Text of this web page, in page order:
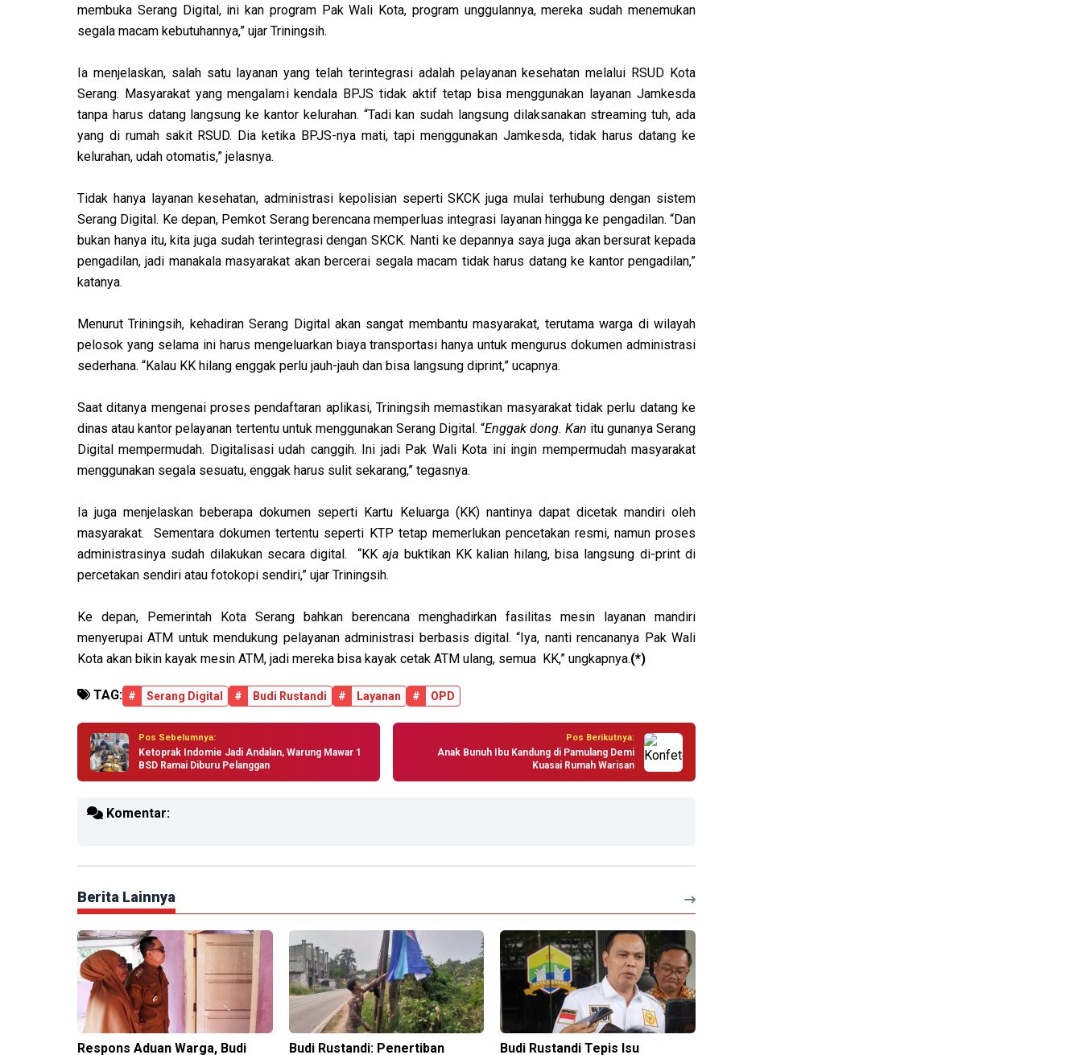
membuka Serang Digital, ini kan program Pak Wali Kota, program unggulannya, mereka sudah menemukan
segala macam kebutuhannya,” ujar Triningsih.
Ia menjelaskan, salah satu layanan yang telah terintegrasi adalah pelayanan kesehatan melalui RSUD Kota
Serang. Masyarakat yang mengalami kendala BPJS tidak aktif tetap bisa menggunakan layanan Jamkesda
tanpa harus datang langsung ke kantor kelurahan. “Tadi kan sudah langsung dilaksanakan streaming tuh, ada
yang di rumah sakit RSUD. Dia ketika BPJS-nya mati, tapi menggunakan Jamkesda, tidak harus datang ke
kelurahan, udah otomatis,” jelasnya.
Tidak hanya layanan kesehatan, administrasi kepolisian seperti SKCK juga mulai terhubung dengan sistem
Serang Digital. Ke depan, Pemkot Serang berencana memperluas integrasi layanan hingga ke pengadilan. “Dan
bukan hanya itu, kita juga sudah terintegrasi dengan SKCK. Nanti ke depannya saya juga akan bersurat kepada
pengadilan, jadi manakala masyarakat akan bercerai segala macam tidak harus datang ke kantor pengadilan,”
katanya.
Menurut Triningsih, kehadiran Serang Digital akan sangat membantu masyarakat, terutama warga di wilayah
pelosok yang selama ini harus mengeluarkan biaya transportasi hanya untuk mengurus dokumen administrasi
sederhana. “Kalau KK hilang enggak perlu jauh-jauh dan bisa langsung diprint,” ucapnya.
Saat ditanya mengenai proses pendaftaran aplikasi, Triningsih memastikan masyarakat tidak perlu datang ke
dinas atau kantor pelayanan tertentu untuk menggunakan Serang Digital. “Enggak dong. Kan itu gunanya Serang
Digital mempermudah. Digitalisasi udah canggih. Ini jadi Pak Wali Kota ini ingin mempermudah masyarakat
menggunakan segala sesuatu, enggak harus sulit sekarang,” tegasnya.
Ia juga menjelaskan beberapa dokumen seperti Kartu Keluarga (KK) nantinya dapat dicetak mandiri oleh
masyarakat. Sementara dokumen tertentu seperti KTP tetap memerlukan pencetakan resmi, namun proses
administrasinya sudah dilakukan secara digital. “KKaja buktikan KK kalian hilang, bisa langsung di-print di
percetakan sendiri atau fotokopi sendiri,” ujar Triningsih.
Ke depan, Pemerintah Kota Serang bahkan berencana menghadirkan fasilitas mesin layanan mandiri
menyerupai ATM untuk mendukung pelayanan administrasi berbasis digital. “Iya, nanti rencananya Pak Wali
Kota akan bikin kayak mesin ATM, jadi mereka bisa kayak cetak ATM ulang, semua KK,” ungkapnya.(*)
TAG: # Serang Digital # Budi Rustandi # Layanan # OPD
Pos Sebelumnya:
Ketoprak Indomie Jadi Andalan, Warung Mawar 1
BSD Ramai Diburu Pelanggan
Pos Berikutnya:
Anak Bunuh Ibu Kandung di Pamulang Demi
Kuasai Rumah Warisan
Komentar:
Berita Lainnya
Respons Aduan Warga, Budi Budi Rustandi: Penertiban Budi Rustandi Tepis Isu